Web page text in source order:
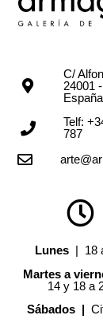
C/
24001
España
Telf:
787
Lunes | 18
Martes a
14 y 18 a
Sábados |